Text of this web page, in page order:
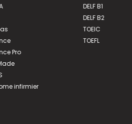
Pro
infirmier
DELF B1
DELF B2
TOEIC
TOEFL